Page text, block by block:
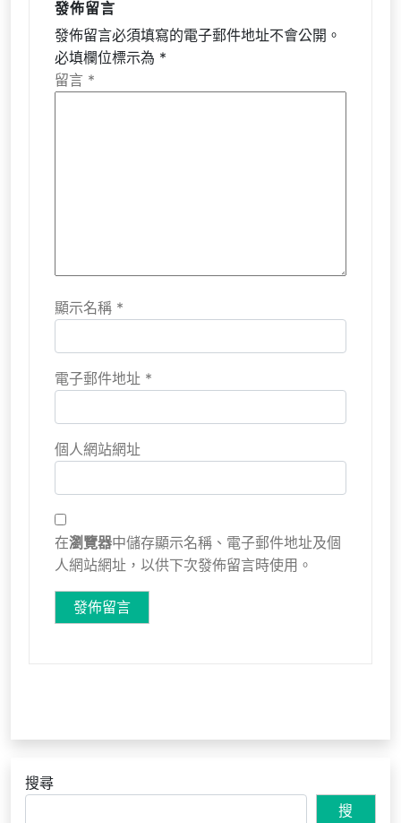
發佈留言
發佈留言必須填寫的電子郵件地址不會公開。
必填欄位標示為 *
留言 *
顯示名稱 *
電子郵件地址 *
個人網站網址
在瀏覽器中儲存顯示名稱、電子郵件地址及個
人網站網址，以供下次發佈留言時使用。
搜尋
搜